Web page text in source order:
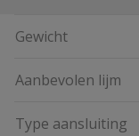
Gewicht
Aanbevolen lijm
Type aansluiting